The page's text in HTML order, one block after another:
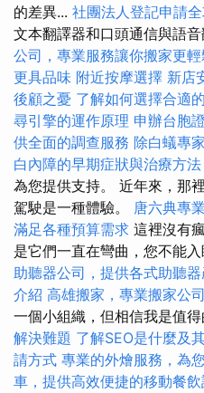
的差異... 社團法人登記申請
文本翻譯器和口頭通信與語
公司，專業服務讓你搬家更輕
更具品味 附近按摩選擇 新店
後顧之憂 了解如何選擇合適
尋引擎的運作原理 申辦台胞
供全面的調查服務 除白蟻專
白內障的早期症狀與治療方法
為您提供支持。 近年來，那
駕駛是一種體驗。 唐六典專
滿足各種預算需求 這裡沒有
是它們一直在彎曲，您不能
助聽器公司，提供各式助聽
介紹 高雄搬家，專業搬家公
一個小組織，但相信我是值得
解決難題 了解SEO是什麼及
請方式 專業的外燴服務，為
車，提供高效便捷的移動餐